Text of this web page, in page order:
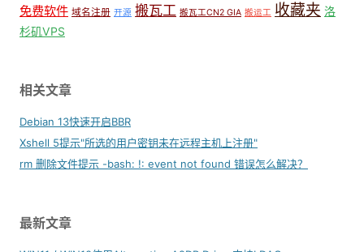
免费软件 域名注册 开源 搬瓦工 搬瓦工CN2 GIA 搬运工 收藏夹 洛
杉矶VPS
相关文章
Debian 13快速开启BBR
Xshell 5提示"所选的用户密钥未在远程主机上注册"
rm 删除文件提示 -bash: !: event not found 错误怎么解决？
最新文章